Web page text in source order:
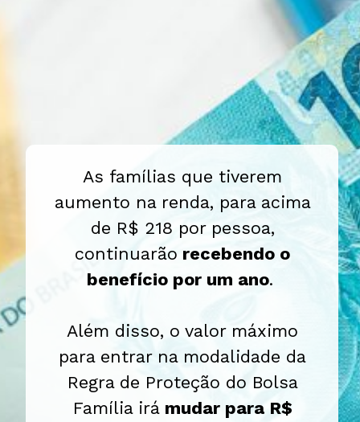
As famílias que tiverem
aumento na renda, para acima
de R$ 218 por pessoa,
continuarão recebendo o
benefício por um ano.
Além disso, o valor máximo
para entrar na modalidade da
Regra de Proteção do Bolsa
Família irá mudar para R$